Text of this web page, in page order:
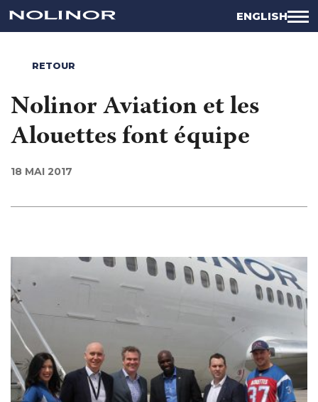
ENGLISH
RETOUR
Nolinor Aviation et les
Alouettes font équipe
18 MAI 2017